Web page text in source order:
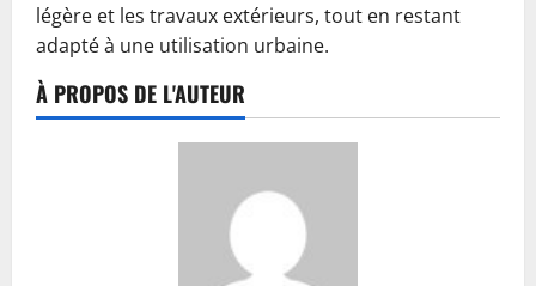
légère et les travaux extérieurs, tout en restant
adapté à une utilisation urbaine.
À PROPOS DE L'AUTEUR